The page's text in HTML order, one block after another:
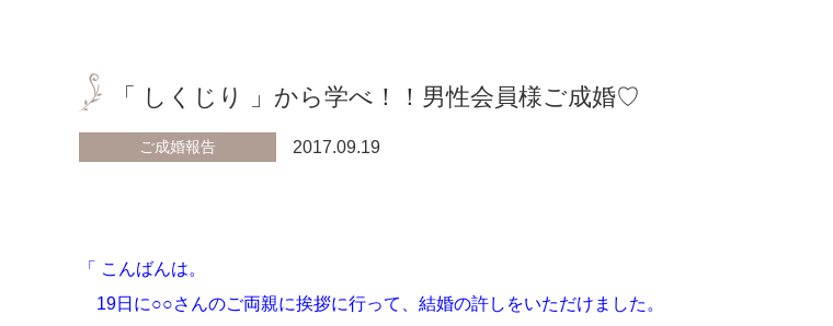
「 しくじり 」から学べ！！男性会員様ご成婚♡
ご成婚報告 2017.09.19
「 こんばんは。
19日に○○さんのご両親に挨拶に行って、結婚の許しをいただけました。